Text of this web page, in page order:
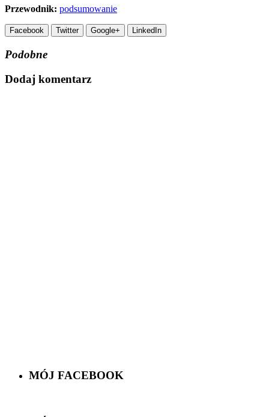
Przewodnik: podsumowanie
Facebook Twitter Google+ LinkedIn
Podobne
Dodaj komentarz
MÓJ FACEBOOK